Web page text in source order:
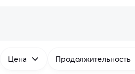
Цена Продолжительность